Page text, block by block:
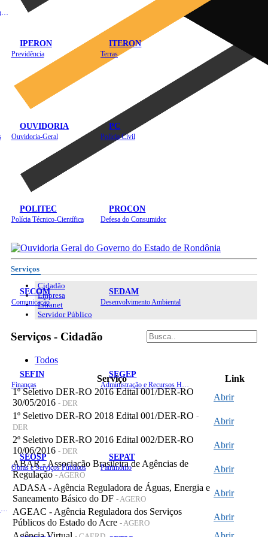
IPERON
Previdência
ITERON
Terras
OUVIDORIA
Ouvidoria-Geral
PC
Polícia Civil
POLITEC
Polícia Técnico-Científica
PROCON
Defesa do Consumidor
SECOM
Comunicação
SEDAM
Desenvolvimento Ambiental
SEFIN
Finanças
SEGEP
SEOSP
Obras e Serviços Públicos
SEPAT
Patrimônio
Serviços
Cidadão
Empresa
Intranet
Servidor Público
Serviços - Cidadão
Todos
Serviço
Link
1º Seletivo DER-RO 2016 Edital 001/DER-RO
30/05/2016 - DER
Abrir
1º Seletivo DER-RO 2018 Edital 001/DER-RO -
DER
Abrir
2º Seletivo DER-RO 2016 Edital 002/DER-RO
10/06/2016 - DER
Abrir
ABAR - Associação Brasileira de Agências de
Regulação- AGERO
Abrir
ADASA - Agência Reguladora de Águas, Energia e
Saneamento Básico do DF - AGERO
Abrir
AGEAC - Agência Reguladora dos Serviços
Públicos do Estado do Acre - AGERO
Abrir